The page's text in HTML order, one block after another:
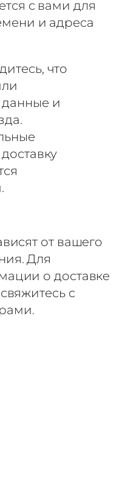
с вами для
и адреса
что
данные и
от вашего
Для
о доставке
с